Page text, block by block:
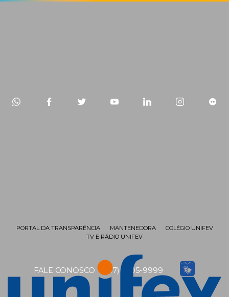
FALE CONOSCO (17) 3405-9999
PORTAL DA TRANSPARÊNCIA MANTENEDORA
COLÉGIO UNIFEV
TV E RÁDIO UNIFEV